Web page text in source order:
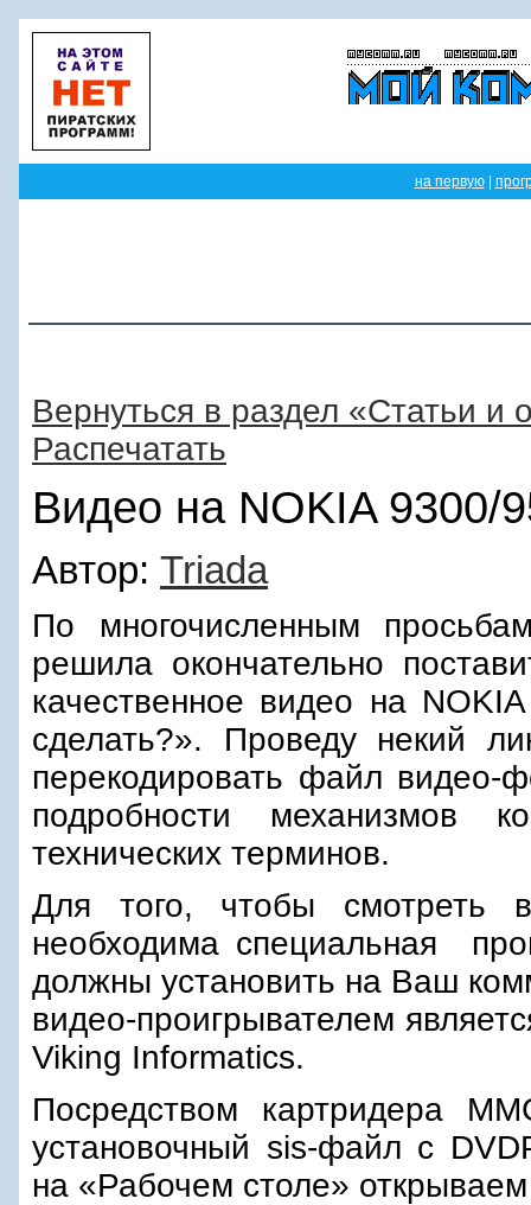
на первую|
Вернуться в раздел «Статьи и
Распечатать
Видео на NOKIA 9300/
Автор: Triada
По многочисленным
решила окончательно
качественное видео на
сделать?». Проведу некий
перекодировать файл видео-
подробности механизмов
технических терминов.
Для того, чтобы
необходима специальная
должны установить на Ваш
видео-проигрывателем
Viking Informatics.
Посредством картридера
установочный sis-файл с
на «Рабочем столе»